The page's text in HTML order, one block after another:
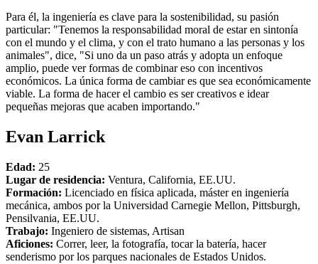
Para él, la ingeniería es clave para la sostenibilidad, su pasión
particular: "Tenemos la responsabilidad moral de estar en sintonía
con el mundo y el clima, y con el trato humano a las personas y los
animales", dice, "Si uno da un paso atrás y adopta un enfoque
amplio, puede ver formas de combinar eso con incentivos
económicos. La única forma de cambiar es que sea económicamente
viable. La forma de hacer el cambio es ser creativos e idear
pequeñas mejoras que acaben importando."
Evan Larrick
Edad: 25
Lugar de residencia: Ventura, California, EE.UU.
Formación: Licenciado en física aplicada, máster en ingeniería
mecánica, ambos por la Universidad Carnegie Mellon, Pittsburgh,
Pensilvania, EE.UU.
Trabajo: Ingeniero de sistemas, Artisan
Aficiones: Correr, leer, la fotografía, tocar la batería, hacer
senderismo por los parques nacionales de Estados Unidos.